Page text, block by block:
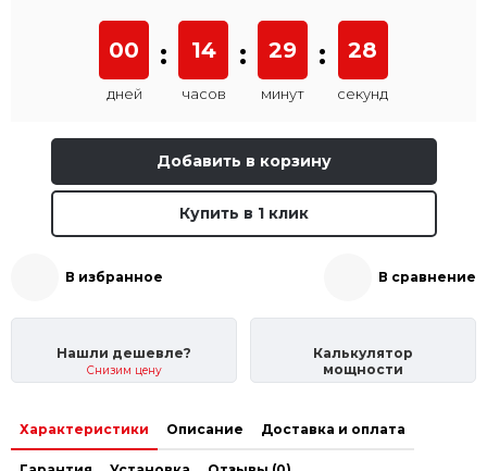
00
дней
: 14
часов
: 29
минут
: 22
секунд
Добавить в корзину
Купить в 1 клик
В избранное В сравнение
Нашли дешевле?
Снизим цену
Калькулятор
мощности
Характеристики Описание Доставка и оплата